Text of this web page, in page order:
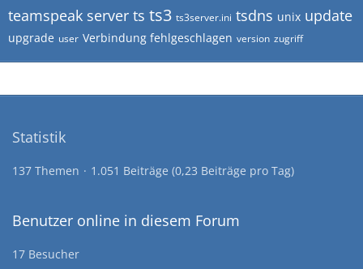
teamspeak server ts ts3 ts3server.ini tsdns unix update
upgrade user Verbindung fehlgeschlagen version zugriff
Statistik
137 Themen 1.051 Beiträge (0,23 Beiträge pro Tag)
Benutzer online in diesem Forum
17 Besucher